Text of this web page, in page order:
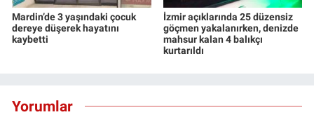
Mardin’de 3 yaşındaki çocuk
dereye düşerek hayatını
kaybetti
İzmir açıklarında 25 düzensiz
göçmen yakalanırken, denizde
mahsur kalan 4 balıkçı
kurtarıldı
Yorumlar